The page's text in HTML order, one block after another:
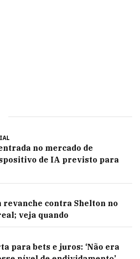
no mercado de
de IA previsto para
revanche contra Shelton no
veja quando
para bets e juros: ‘Não era